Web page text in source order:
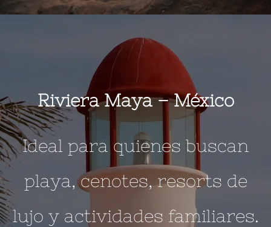
Riviera Maya –México
Ideal para quienes buscan
playa, cenotes, resorts de
lujo y actividades familiares.